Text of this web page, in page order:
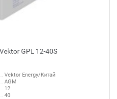
GPL 12-40S
Vektor Energy/Китай
AGM
12
40